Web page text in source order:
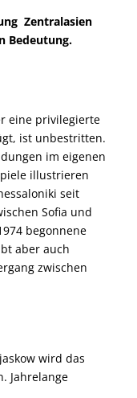
Zentralasien
Bedeutung.
eine privilegierte
ist unbestritten.
im eigenen
illustrieren
seit
Sofia und
begonnene
aber auch
zwischen
wird das
Jahrelange